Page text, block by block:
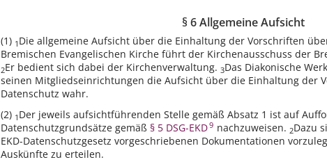
§ 6 Allgemeine Aufsicht
(1) 1 Die allgemeine Aufsicht über die Einhaltung der Vorschriften
Bremischen Evangelischen Kirche führt der Kirchenausschuss der
2Er bedient sich dabei der Kirchenverwaltung.3Das Diakonische
seinen Mitgliedseinrichtungen die Aufsicht über die Einhaltung der
Datenschutz wahr.
(2) 1 Der jeweils aufsichtführenden Stelle gemäß Absatz 1 ist auf
Datenschutzgrundsätze gemäß § 5 DSG-EKD9 nachzuweisen. 2Dazu
EKD-Datenschutzgesetz vorgeschriebenen Dokumentationen
Auskünfte zu erteilen.